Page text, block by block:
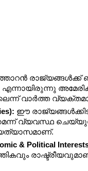
വാർത്ത
ഈ
വ്യവസ്ഥ
& Political